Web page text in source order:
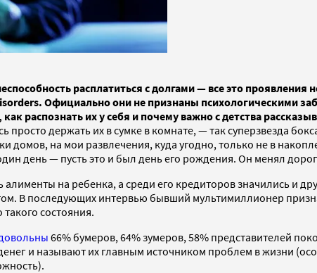
расплатиться с долгами — все это
Официально они не признаны психологическими
распознать их у себя и почему важно с детства
просто держать их в сумке в комнате, — так суперзвезда
домов, на мои развлечения, куда угодно, только не в
день — пусть это и был день его рождения. Он менял
алименты на ребенка, а среди его кредиторов значились и
В последующих интервью бывший мультимиллионер
состояния.
66% бумеров, 64% зумеров, 58% представителей
и называют их главным источником проблем в жизни